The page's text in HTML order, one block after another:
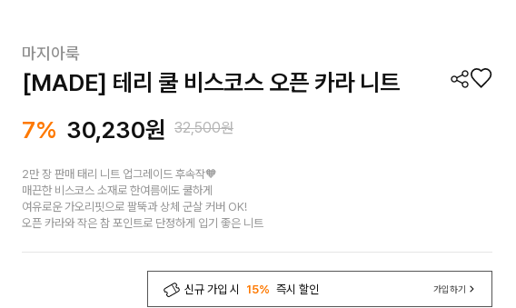
9
애즐리
마지아룩
[MADE] 테리 쿨 비스코스 오픈 카라 니트
7% 30,230원 32,500원
2만 장 판매 태리 니트 업그레이드 후속작🧡
매끈한 비스코스 소재로 한여름에도 쿨하게
여유로운 가오리핏으로 팔뚝과 상체 군살 커버 OK!
오픈 카라와 작은 참 포인트로 단정하게 입기 좋은 니트
신규 가입 시 15% 즉시 할인 가입하기